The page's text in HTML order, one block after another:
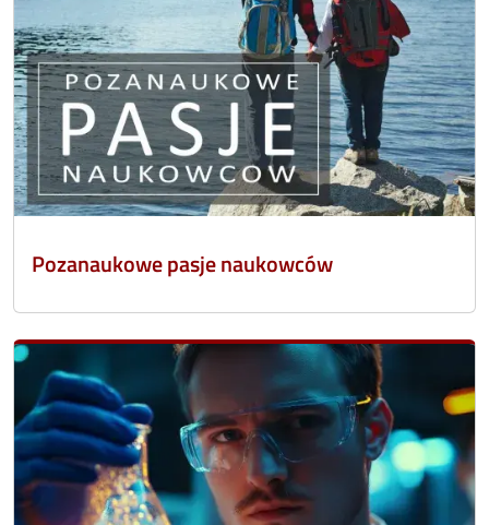
Pozanaukowe pasje naukowców